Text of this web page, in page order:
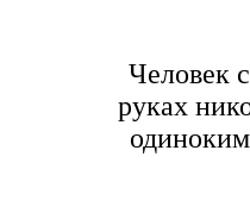
Человек
руках